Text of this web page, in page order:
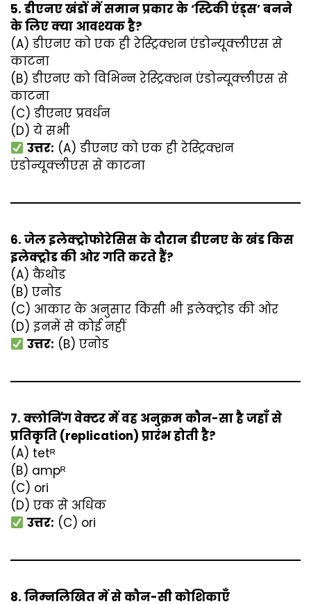
5. डीएनए खंडों में समान प्रकार के ‘स्टिकी एंड्स’ बनने
के लिए क्या आवश्यक है?
(A) डीएनए को एक ही रेस्ट्रिक्शन एंडोन्यूक्लीएस से
काटना
(B) डीएनए को विभिन्न रेस्ट्रिक्शन एंडोन्यूक्लीएस से
काटना
(C) डीएनए प्रवर्धन
(D) ये सभी
उत्तर: (A) डीएनए को एक ही रेस्ट्रिक्शन
एंडोन्यूक्लीएस से काटना
6. जेल इलेक्ट्रोफोरेसिस के दौरान डीएनए के खंड किस
इलेक्ट्रोड की ओर गति करते हैं?
(A) कैथोड
(B) एनोड
(C) आकार के अनुसार किसी भी इलेक्ट्रोड की ओर
(D) इनमें से कोई नहीं
उत्तर: (B) एनोड
7. क्लोनिंग वेक्टर में वह अनुक्रम कौन-सा है जहाँ से
प्रतिकृति (replication) प्रारंभ होती है?
(A) tetᴿ
(B) ampᴿ
(C) ori
(D) एक से अधिक
उत्तर: (C) ori
8. निम्नलिखित में से कौन-सी कोशिकाएँ